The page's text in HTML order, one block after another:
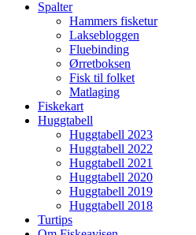
Spalter
Hammers fisketur
Laksebloggen
Fluebinding
Ørretboksen
Fisk til folket
Matlaging
Fiskekart
Huggtabell
Huggtabell 2023
Huggtabell 2022
Huggtabell 2021
Huggtabell 2020
Huggtabell 2019
Huggtabell 2018
Turtips